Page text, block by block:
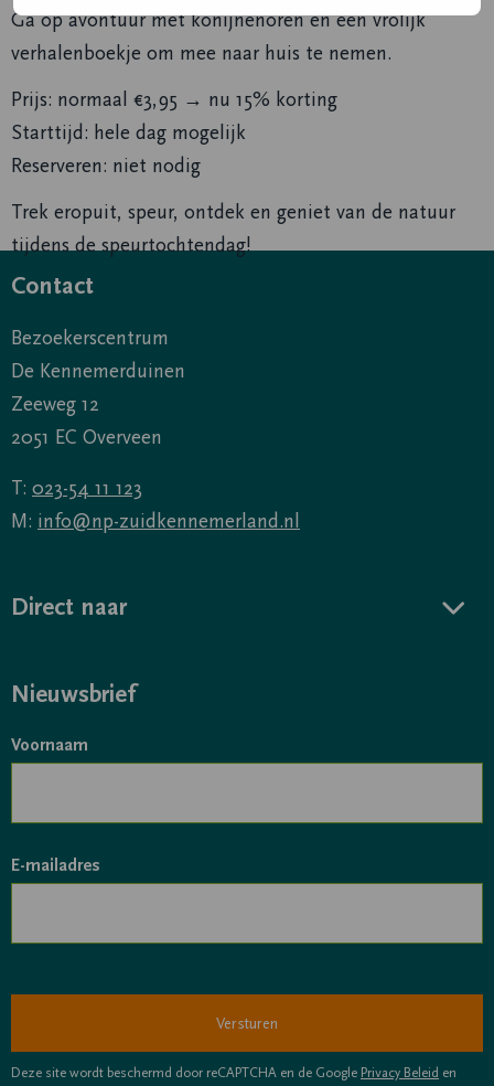
Ga op avontuur met konijnenoren en een vrolijk
verhalenboekje om mee naar huis te nemen.
Prijs: normaal €3,95 → nu 15% korting
Starttijd: hele dag mogelijk
Reserveren: niet nodig
Trek eropuit, speur, ontdek en geniet van de natuur
tijdens de speurtochtendag!
Contact
Bezoekerscentrum
De Kennemerduinen
Zeeweg 12
2051 EC Overveen
T: 023-54 11 123
M: info@np-zuidkennemerland.nl
Direct naar
Nieuwsbrief
Voornaam
E-mailadres
Deze site wordt beschermd door reCAPTCHA en de Google Privacy Beleid en